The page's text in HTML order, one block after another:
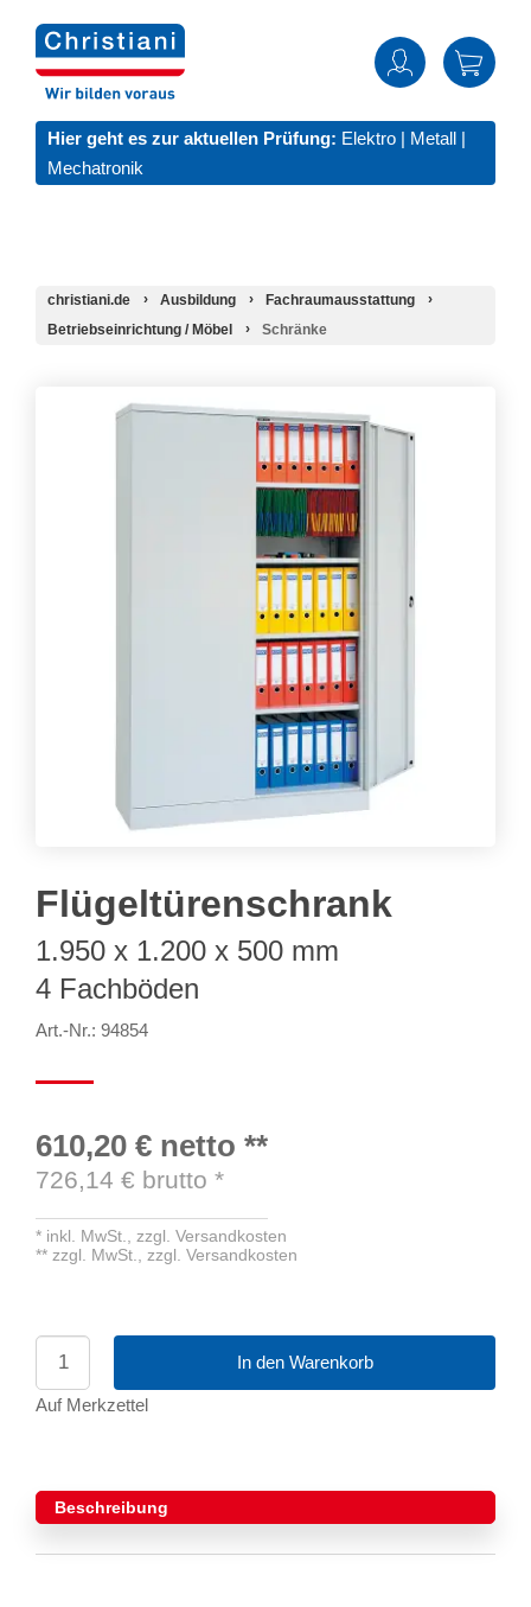
Hier geht es zur aktuellen Prüfung: Elektro | Metall |
Mechatronik
christiani.de Ausbildung
Fachraumausstattung
Betriebseinrichtung / Möbel
Schränke
Flügeltürenschrank
1.950 x 1.200 x 500 mm
4 Fachböden
Art.-Nr.: 94854
610,20 € netto **
726,14 € brutto *
* inkl. MwSt., zzgl. Versandkosten
** zzgl. MwSt., zzgl. Versandkosten
In den Warenkorb
Auf Merkzettel
Beschreibung